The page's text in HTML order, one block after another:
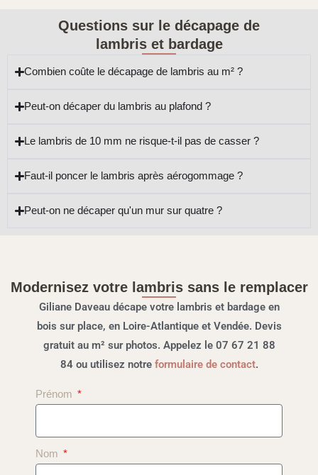
Questions sur le décapage de
lambris et bardage
Combien coûte le décapage de lambris au m² ?
Peut-on décaper du lambris au plafond ?
Le lambris de 10 mm ne risque-t-il pas de casser ?
Faut-il poncer le lambris après aérogommage ?
Peut-on ne décaper qu'un mur sur quatre ?
Modernisez votre lambris sans le remplacer
Giliane Daveau décape votre lambris et bardage en
bois sur place, en Loire-Atlantique et Vendée. Devis
gratuit au m² sur photos. Appelez le 07 67 21 88
84 ou utilisez notre formulaire de contact.
Prénom
Nom